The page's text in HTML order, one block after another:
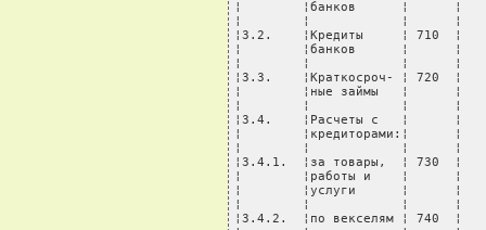
¦        ¦банков      ¦
¦        ¦            ¦      ¦
¦3.2.    ¦Кредиты     ¦ 710
¦        ¦банков      ¦
¦        ¦            ¦      ¦
¦3.3.    ¦Краткосроч- ¦
¦        ¦ные займы   ¦
¦        ¦            ¦      ¦
¦3.4.    ¦Расчеты с   ¦
¦        ¦кредиторами:¦
¦        ¦            ¦      ¦
¦3.4.1.  ¦за товары,  ¦
¦        ¦работы и    ¦
¦        ¦услуги      ¦
¦        ¦            ¦      ¦
¦3.4.2.  ¦по векселям ¦